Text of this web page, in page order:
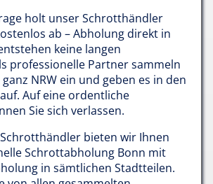
holt unser Schrotthändler
ab – Abholung direkt in
keine langen
professionelle Partner sammeln
NRW ein und geben es in den
Auf eine ordentliche
Sie sich verlassen.
bieten wir Ihnen
Schrottabholung Bonn mit
in sämtlichen Stadtteilen.